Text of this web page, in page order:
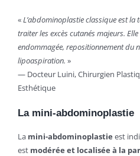
«L’abdominoplastie classique est la
traiter les excès cutanés majeurs.
endommagée, repositionnement du
lipoaspiration. »
— Docteur Luini, Chirurgien
Esthétique
La mini-abdominoplastie
La mini-abdominoplastie est
est modérée et localisée à la